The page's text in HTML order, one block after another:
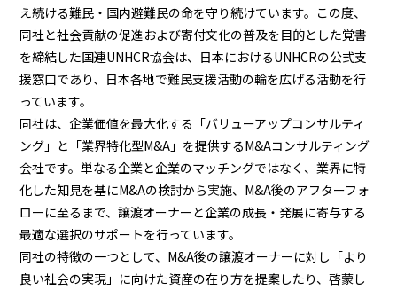
え続ける難民・国内避難民の命を守り続けています。この度、
同社と社会貢献の促進および寄付文化の普及を目的とした覚書
を締結した国連UNHCR協会は、日本におけるUNHCRの公式支
援窓口であり、日本各地で難民支援活動の輪を広げる活動を行
っています。
同社は、企業価値を最大化する「バリューアップコンサルティ
ング」と「業界特化型M&A」を提供するM&Aコンサルティング
会社です。単なる企業と企業のマッチングではなく、業界に特
化した知見を基にM&Aの検討から実施、M&A後のアフターフォ
ローに至るまで、譲渡オーナーと企業の成長・発展に寄与する
最適な選択のサポートを行っています。
同社の特徴の一つとして、M&A後の譲渡オーナーに対し「より
良い社会の実現」に向けた資産の在り方を提案したり、啓蒙し